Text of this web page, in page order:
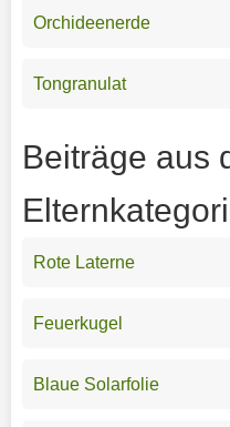
Orchideenerde
Tongranulat
Beiträge aus
Rote Laterne
Feuerkugel
Blaue Solarfolie